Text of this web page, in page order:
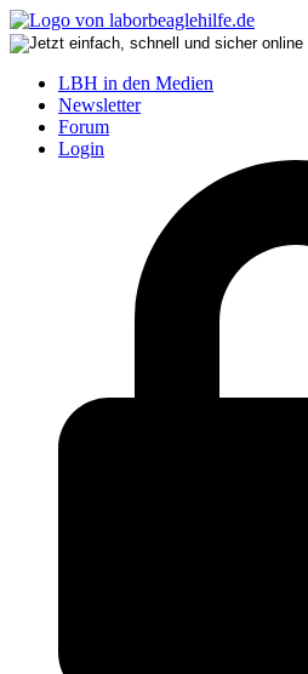
LBH in den Medien
Newsletter
Forum
Login